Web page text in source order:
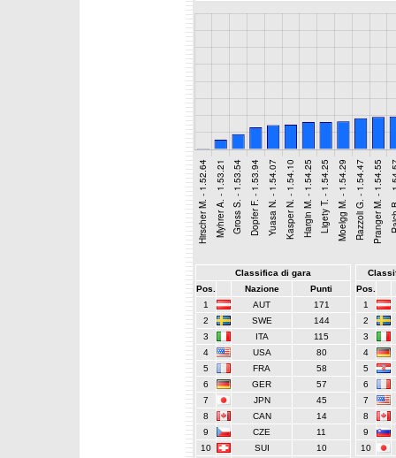
Classifica di gara
Pos.
Nazione
Punti
1
AUT
171
2
SWE
144
3
ITA
115
4
USA
80
5
FRA
58
6
GER
57
7
JPN
45
8
CAN
14
9
CZE
11
10
SUI
10
Pos.
1
2
3
4
5
6
7
8
9
10